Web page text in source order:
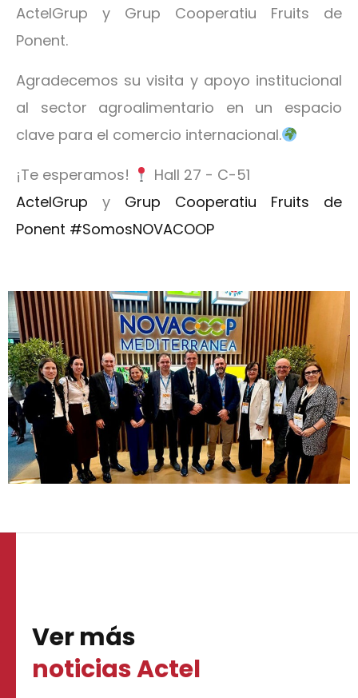
ActelGrup y Grup Cooperatiu Fruits de
Ponent.
Agradecemos su visita y apoyo institucional
al sector agroalimentario en un espacio
clave para el comercio internacional.
¡Te esperamos!
Hall 27 - C-51
ActelGrup y Grup Cooperatiu Fruits de
Ponent #SomosNOVACOOP
Ver más
noticias Actel